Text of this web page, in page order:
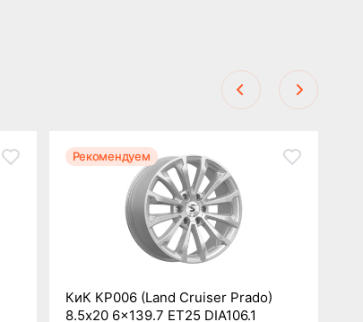
Рекомендуем
КиК КР006 (Land Cruiser Prado)
8.5x20 6x139.7 ET25 DIA106.1